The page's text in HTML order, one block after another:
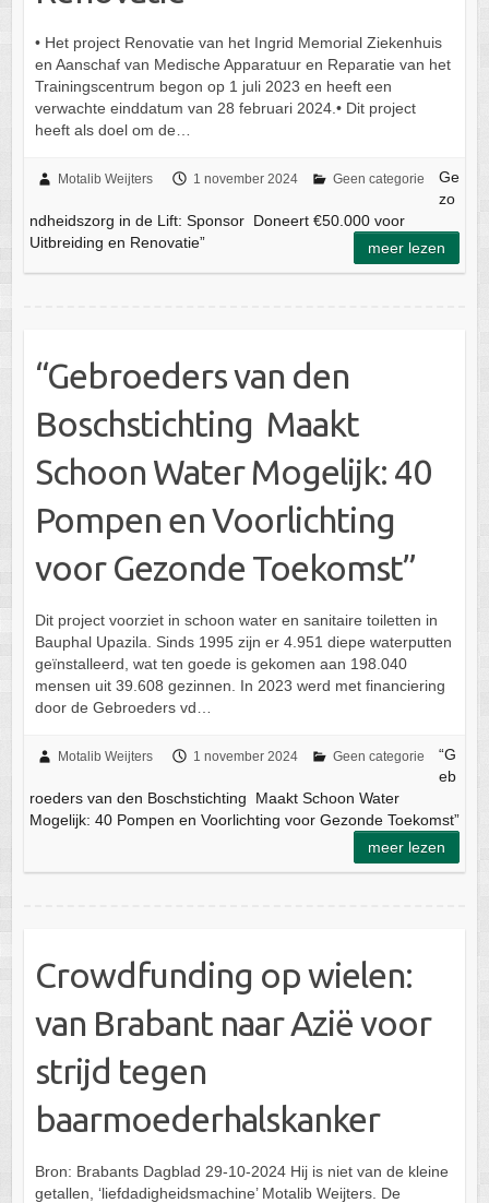
• Het project Renovatie van het Ingrid Memorial Ziekenhuis
en Aanschaf van Medische Apparatuur en Reparatie van het
Trainingscentrum begon op 1 juli 2023 en heeft een
verwachte einddatum van 28 februari 2024.• Dit project
heeft als doel om de…
Motalib Weijters 1 november 2024 Geen categorie
Ge
zo
ndheidszorg in de Lift: Sponsor Doneert €50.000 voor
Uitbreiding en Renovatie”
meer lezen
“Gebroeders van den
Boschstichting Maakt
Schoon Water Mogelijk: 40
Pompen en Voorlichting
voor Gezonde Toekomst”
Dit project voorziet in schoon water en sanitaire toiletten in
Bauphal Upazila. Sinds 1995 zijn er 4.951 diepe waterputten
geïnstalleerd, wat ten goede is gekomen aan 198.040
mensen uit 39.608 gezinnen. In 2023 werd met financiering
door de Gebroeders vd…
Motalib Weijters 1 november 2024 Geen categorie
“G
eb
roeders van den Boschstichting Maakt Schoon Water
Mogelijk: 40 Pompen en Voorlichting voor Gezonde Toekomst”
meer lezen
Crowdfunding op wielen:
van Brabant naar Azië voor
strijd tegen
baarmoederhalskanker
Bron: Brabants Dagblad 29-10-2024 Hij is niet van de kleine
getallen, ‘liefdadigheidsmachine’ Motalib Weijters. De